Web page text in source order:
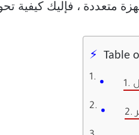
متعددة ، فإليك كيفية
Table